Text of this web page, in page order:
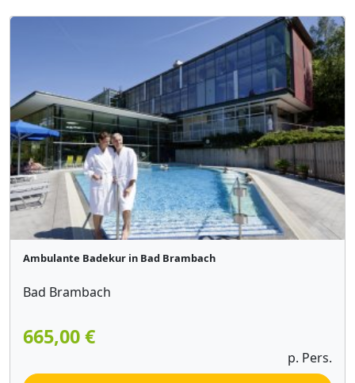
Ambulante Badekur in Bad Brambach
Bad Brambach
665,00 €
p. Pers.